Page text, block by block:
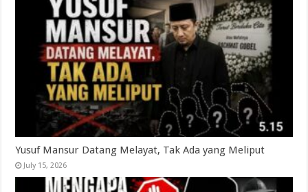
Yusuf Mansur Datang Melayat, Tak Ada yang Meliput
July 15, 2026